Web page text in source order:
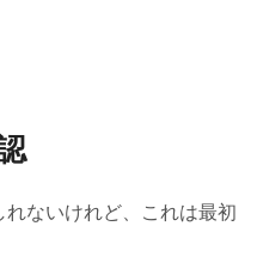
ないけれど、これは最初